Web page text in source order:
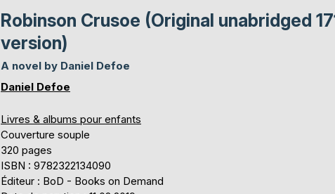
Robinson Crusoe (Original unabridged
version)
A novel by Daniel Defoe
Daniel Defoe
Livres & albums pour enfants
Couverture souple
320 pages
ISBN : 9782322134090
Éditeur : BoD - Books on Demand